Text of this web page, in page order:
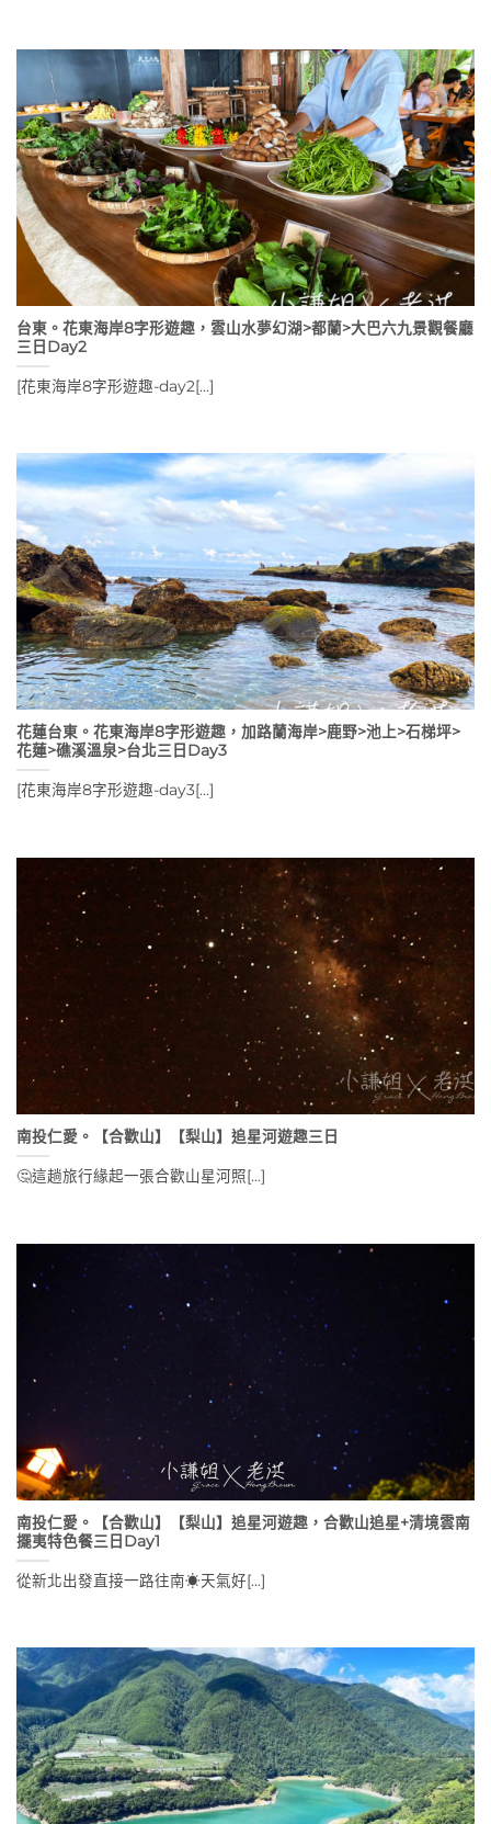
台東。花東海岸8字形遊趣，雲山水夢幻湖>都蘭>大巴六九景觀餐廳
三日Day2
[花東海岸8字形遊趣-day2[...]
花蓮台東。花東海岸8字形遊趣，加路蘭海岸>鹿野>池上>石梯坪>
花蓮>礁溪溫泉>台北三日Day3
[花東海岸8字形遊趣-day3[...]
南投仁愛。【合歡山】【梨山】追星河遊趣三日
🤔這趟旅行緣起一張合歡山星河照[...]
南投仁愛。【合歡山】【梨山】追星河遊趣，合歡山追星+清境雲南
擺夷特色餐三日Day1
從新北出發直接一路往南☀天氣好[...]